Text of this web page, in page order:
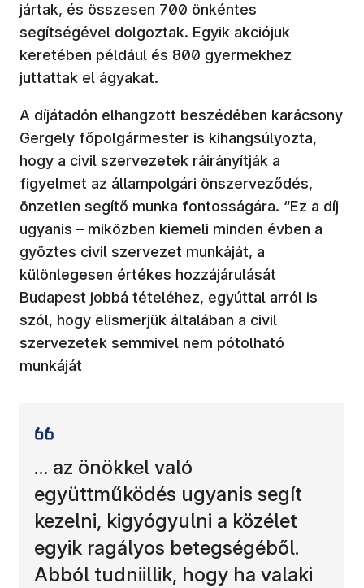
jártak, és összesen 700 önkéntes
segítségével dolgoztak. Egyik akciójuk
keretében például és 800 gyermekhez
juttattak el ágyakat.
A díjátadón elhangzott beszédében karácsony
Gergely főpolgármester is kihangsúlyozta,
hogy a civil szervezetek ráirányítják a
figyelmet az állampolgári önszerveződés,
önzetlen segítő munka fontosságára. “Ez a díj
ugyanis – miközben kiemeli minden évben a
győztes civil szervezet munkáját, a
különlegesen értékes hozzájárulását
Budapest jobbá tételéhez, egyúttal arról is
szól, hogy elismerjük általában a civil
szervezetek semmivel nem pótolható
munkáját
… az önökkel való
együttműködés ugyanis segít
kezelni, kigyógyulni a közélet
egyik ragályos betegségéből.
Abból tudniillik, hogy ha valaki